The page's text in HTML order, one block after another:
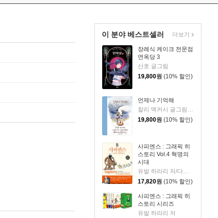
이 분야 베스트셀러
장례식 케이크 전문점
연옥당 3
산호 글그림
19,800원 (10% 할인)
언제나 기억해
찰리 맥커시 글그림/이진경 역
19,800원 (10% 할인)
사피엔스 : 그래픽 히
스토리 Vol.4 혁명의
시대
유발 하라리 저/다비드 반데르묄렝 편/다니엘 카사나브 그림/김명주 역
17,820원 (10% 할인)
사피엔스 : 그래픽 히
스토리 시리즈
유발 하라리 저
더보기